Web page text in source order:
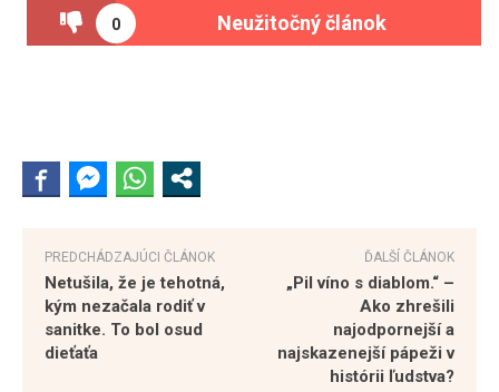
0 Neužitočný článok
PREDCHÁDZAJÚCI ČLÁNOK
Netušila, že je tehotná,
kým nezačala rodiť v
sanitke. To bol osud
dieťaťa
ĎALŠÍ ČLÁNOK
„Pil víno s diablom.“ –
Ako zhrešili
najodpornejší a
najskazenejší pápeži v
histórii ľudstva?